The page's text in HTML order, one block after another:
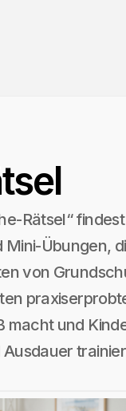
Rätsel“
Übungen,
von
macht und